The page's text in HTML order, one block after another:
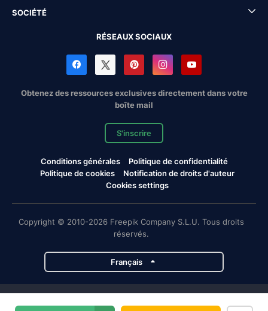
SOCIÉTÉ
RÉSEAUX SOCIAUX
Obtenez des ressources exclusives directement dans votre
boîte mail
S'inscrire
Conditions générales
Politique de confidentialité
Politique de cookies
Notification de droits d'auteur
Cookies settings
Copyright © 2010-2026 Freepik Company S.L.U. Tous droits
réservés.
Français